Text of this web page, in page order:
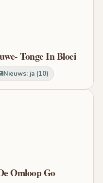
Tonge In Bloei
Nieuws: ja (10)
Omloop Go